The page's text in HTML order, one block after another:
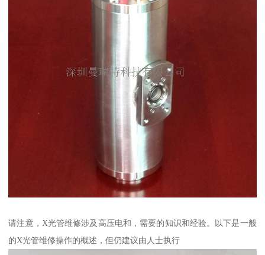
请注意，X光管维修涉及高压电和，需要的知识和经验。以下是一般
的X光管维修操作的概述，但仍建议由人士执行